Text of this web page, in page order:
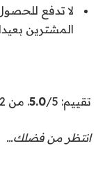
لا تدفع
المشترين
تقييم: 5.0/5. من 2 أصوات.
انتظر من فضلك…